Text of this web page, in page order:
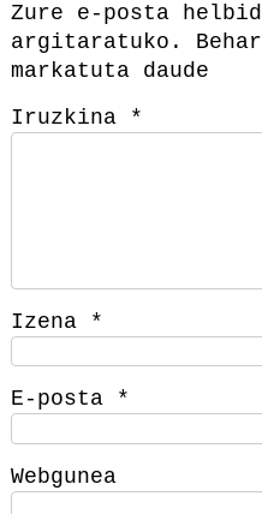
Zure e-posta
argitaratuko.
markatuta daude
Iruzkina
*
Izena *
E-posta *
Webgunea